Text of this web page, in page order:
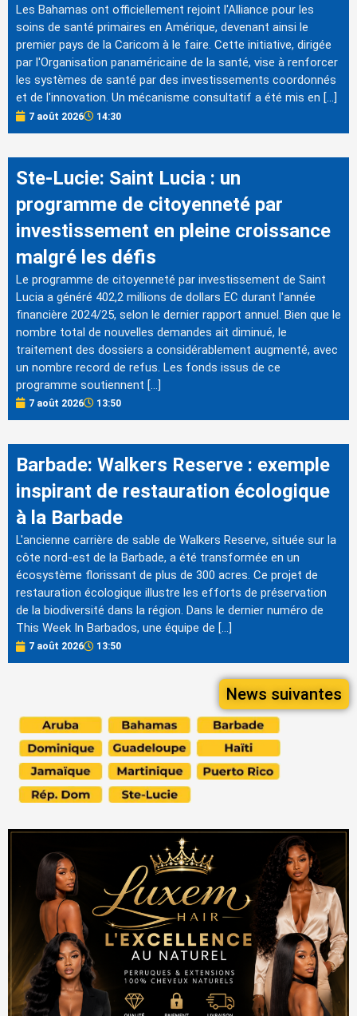
Les Bahamas ont officiellement rejoint l'Alliance pour les
soins de santé primaires en Amérique, devenant ainsi le
premier pays de la Caricom à le faire. Cette initiative, dirigée
par l'Organisation panaméricaine de la santé, vise à renforcer
les systèmes de santé par des investissements coordonnés
et de l'innovation. Un mécanisme consultatif a été mis en […]
7 août 2026 14:30
Ste-Lucie: Saint Lucia : un
programme de citoyenneté par
investissement en pleine croissance
malgré les défis
Le programme de citoyenneté par investissement de Saint
Lucia a généré 402,2 millions de dollars EC durant l'année
financière 2024/25, selon le dernier rapport annuel. Bien que le
nombre total de nouvelles demandes ait diminué, le
traitement des dossiers a considérablement augmenté, avec
un nombre record de refus. Les fonds issus de ce
programme soutiennent […]
7 août 2026 13:50
Barbade: Walkers Reserve : exemple
inspirant de restauration écologique
à la Barbade
L'ancienne carrière de sable de Walkers Reserve, située sur la
côte nord-est de la Barbade, a été transformée en un
écosystème florissant de plus de 300 acres. Ce projet de
restauration écologique illustre les efforts de préservation
de la biodiversité dans la région. Dans le dernier numéro de
This Week In Barbados, une équipe de […]
7 août 2026 13:50
News suivantes